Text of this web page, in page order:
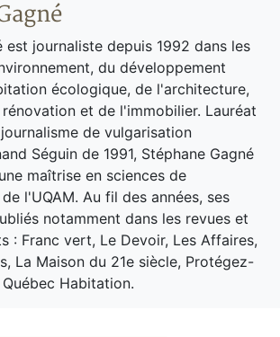
est journaliste depuis 1992 dans les
du développement
écologique, de l'architecture,
et de l'immobilier. Lauréat
de vulgarisation
Séguin de 1991, Stéphane Gagné
maîtrise en sciences de
l'UQAM. Au fil des années, ses
notamment dans les revues et
: Franc vert, Le Devoir, Les Affaires,
La Maison du 21e siècle, Protégez-
Habitation.